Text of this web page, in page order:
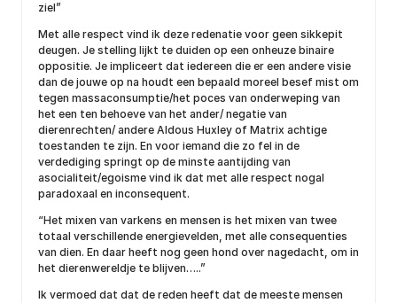
ziel”
Met alle respect vind ik deze redenatie voor geen sikkepit
deugen. Je stelling lijkt te duiden op een onheuze binaire
oppositie. Je impliceert dat iedereen die er een andere visie
dan de jouwe op na houdt een bepaald moreel besef mist om
tegen massaconsumptie/het poces van onderweping van
het een ten behoeve van het ander/ negatie van
dierenrechten/ andere Aldous Huxley of Matrix achtige
toestanden te zijn. En voor iemand die zo fel in de
verdediging springt op de minste aantijding van
asocialiteit/egoisme vind ik dat met alle respect nogal
paradoxaal en inconsequent.
“Het mixen van varkens en mensen is het mixen van twee
totaal verschillende energievelden, met alle consequenties
van dien. En daar heeft nog geen hond over nagedacht, om in
het dierenwereldje te blijven…..”
Ik vermoed dat dat de reden heeft dat de meeste mensen